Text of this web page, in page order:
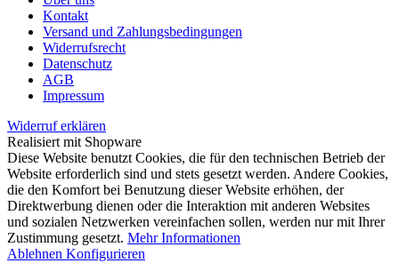
Kontakt
Versand und Zahlungsbedingungen
Widerrufsrecht
Datenschutz
AGB
Impressum
Widerruf erklären
Realisiert mit Shopware
Diese Website benutzt Cookies, die für den technischen Betrieb der
Website erforderlich sind und stets gesetzt werden. Andere Cookies,
die den Komfort bei Benutzung dieser Website erhöhen, der
Direktwerbung dienen oder die Interaktion mit anderen Websites
und sozialen Netzwerken vereinfachen sollen, werden nur mit Ihrer
Zustimmung gesetzt. Mehr Informationen
Ablehnen Konfigurieren